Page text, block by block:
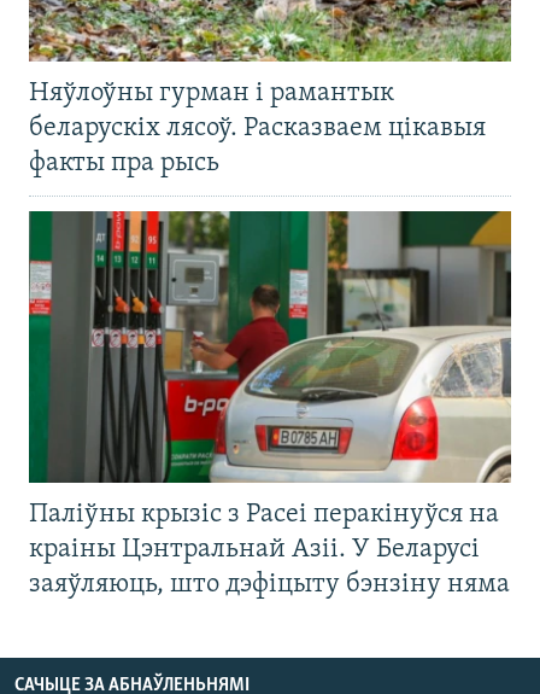
Няўлоўны гурман і рамантык
беларускіх лясоў. Расказваем цікавыя
факты пра рысь
Паліўны крызіс з Расеі перакінуўся на
краіны Цэнтральнай Азіі. У Беларусі
заяўляюць, што дэфіцыту бэнзіну няма
САЧЫЦЕ ЗА АБНАЎЛЕНЬНЯМІ